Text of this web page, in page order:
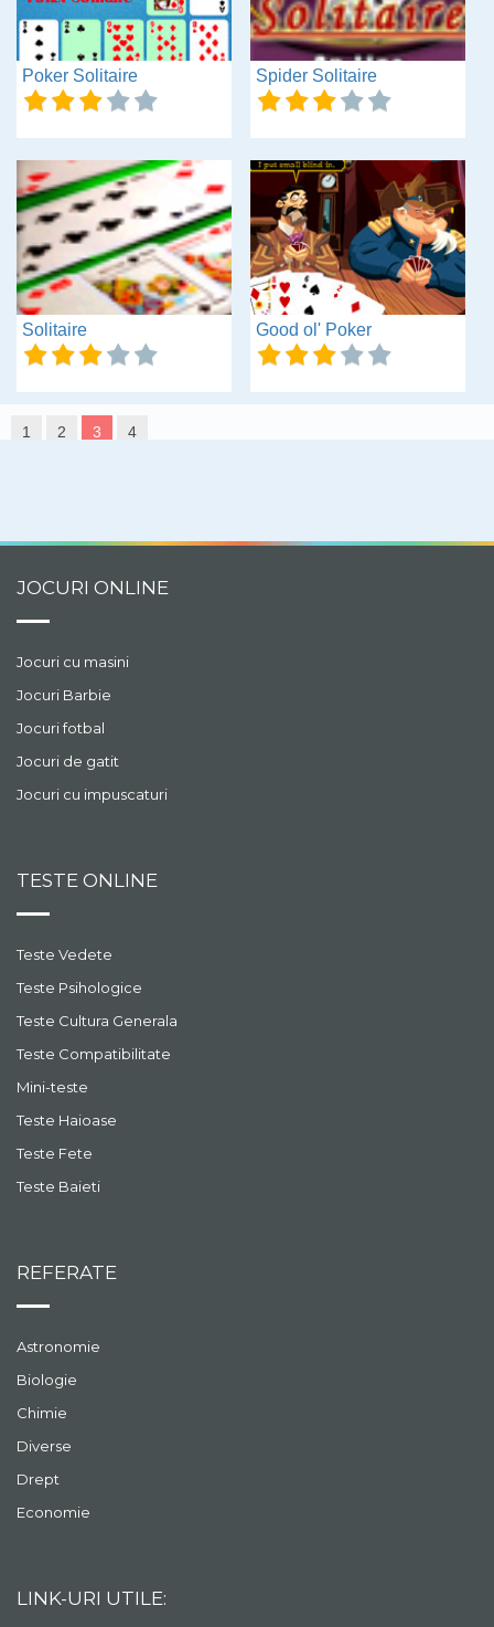
Poker Solitaire Spider Solitaire
Solitaire Good ol' Poker
1 2 3 4
JOCURI ONLINE
Jocuri cu masini
Jocuri Barbie
Jocuri fotbal
Jocuri de gatit
Jocuri cu impuscaturi
TESTE ONLINE
Teste Vedete
Teste Psihologice
Teste Cultura Generala
Teste Compatibilitate
Mini-teste
Teste Haioase
Teste Fete
Teste Baieti
REFERATE
Astronomie
Biologie
Chimie
Diverse
Drept
Economie
LINK-URI UTILE: